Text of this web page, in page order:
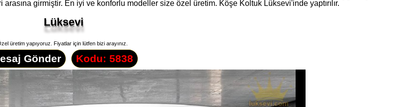
arasına girmiştir. En iyi ve konforlu modeller size özel üretim. Köşe Koltuk Lüksevi'inde yaptırılır.
Lüksevi
üretim yapıyoruz. Fiyatlar için lütfen bizi arayınız.
Gönder Kodu: 5838